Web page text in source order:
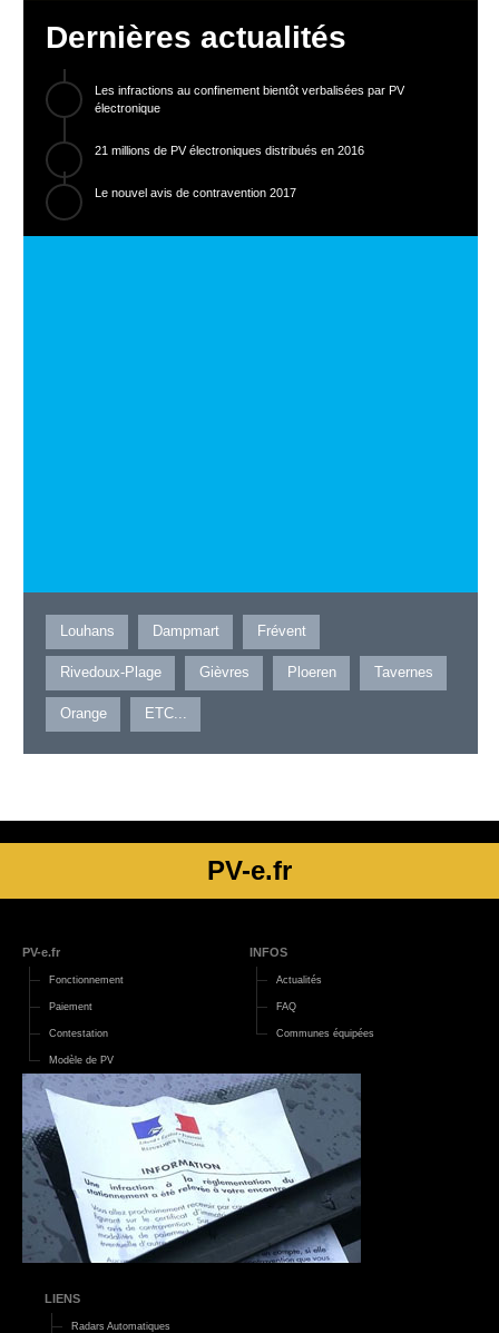
Dernières actualités
Les infractions au confinement bientôt verbalisées par PV
électronique
21 millions de PV électroniques distribués en 2016
Le nouvel avis de contravention 2017
Louhans Dampmart Frévent
Rivedoux-Plage Gièvres Ploeren Tavernes
Orange ETC...
PV-e.fr
PV-e.fr
Fonctionnement
Paiement
Contestation
Modèle de PV
INFOS
Actualités
FAQ
Communes équipées
LIENS
Radars Automatiques